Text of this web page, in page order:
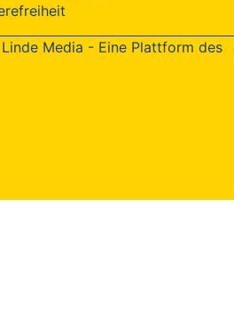
Media - Eine Plattform des